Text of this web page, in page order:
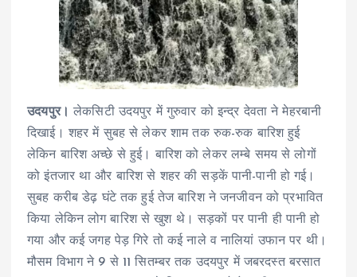
उदयपुर।
लेकसिटी उदयपुर में गुरुवार को इन्द्र देवता ने मेहरबानी
दिखाई। शहर में सुबह से लेकर शाम तक रुक-रुक बारिश हुई
लेकिन बारिश अच्छे से हुई। बारिश को लेकर लम्बे समय से लोगों
को इंतजार था और बारिश से शहर की सड़कें पानी-पानी हो गई।
सुबह करीब डेढ़ घंटे तक हुई तेज बारिश ने जनजीवन को प्रभावित
किया लेकिन लोग बारिश से खुश थे। सड़कों पर पानी ही पानी हो
गया और कई जगह पेड़ गिरे तो कई नाले व नालियां उफान पर थी।
मौसम विभाग ने 9 से 11 सितम्बर तक उदयपुर में जबरदस्त बरसात